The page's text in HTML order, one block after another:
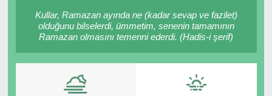
Kullar, Ramazan ayında ne (kadar sevap ve fazilet)
olduğunu bilselerdi, ümmetim, senenin tamamının
Ramazan olmasını temenni ederdi. (Hadis-i şerif)
RESMİ REKLAM